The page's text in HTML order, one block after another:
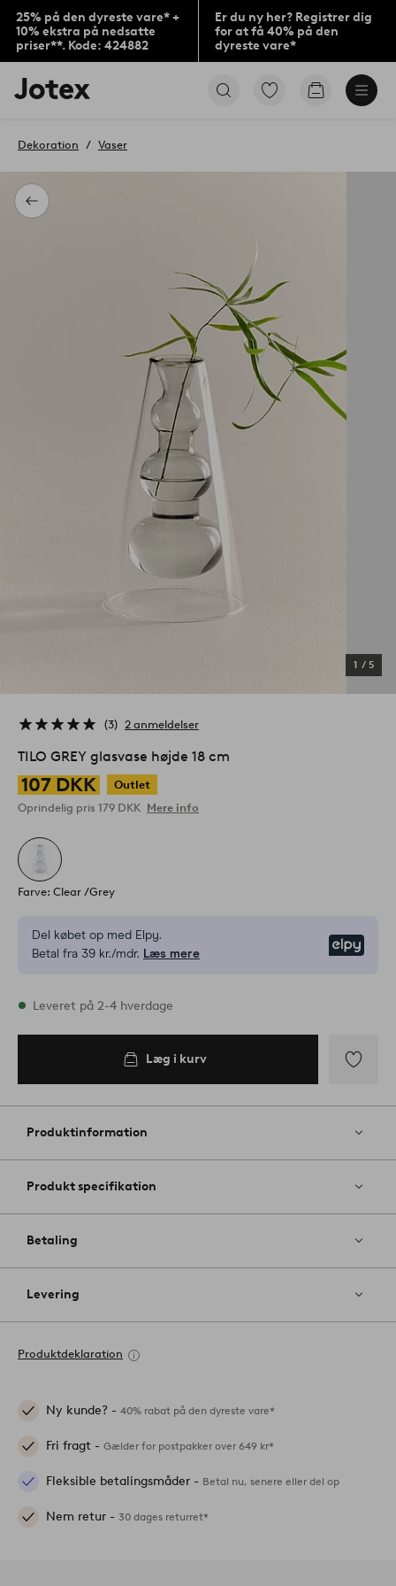
25% på den dyreste vare* +
10% ekstra på nedsatte
priser**. Kode: 424882
Er du ny her? Registrer dig
for at få 40% på den
dyreste vare*
Jotex
logo
til
Gå
Gå
Tilbage
Dekoration Vaser
1 / 5
3 2 anmeldelser
TILO GREY glasvase højde 18 cm
107 DKK
Outlet
Oprindelig pris 179 DKK Mere info
Farve: Clear /Grey
Del købet op med Elpy.
Betal fra 39 kr./mdr. Læs mere
På lager
Leveret på 2-4 hverdage
Læg i kurv
til
Produktinformation
Produkt specifikation
Betaling
Levering
Produktdeklaration
Ny kunde? - 40% rabat på den dyreste vare*
Fri fragt - Gælder for postpakker over 649 kr*
Fleksible betalingsmåder - Betal nu, senere eller del op
Nem retur - 30 dages returret*